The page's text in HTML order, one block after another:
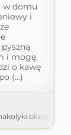
w domu
i
i mogę,
o kawę
(...)